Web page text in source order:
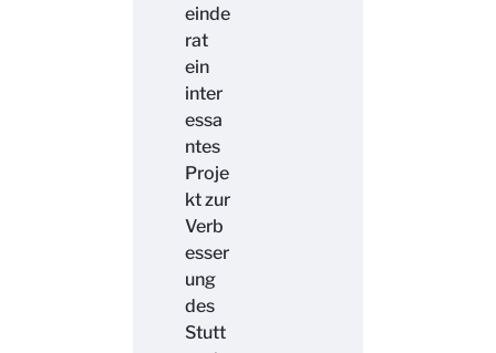
einde
rat
ein
inter
essa
ntes
Proje
kt zur
Verb
esser
ung
des
Stutt